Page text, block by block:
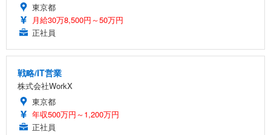
東京都
月給30万8,500円～50万円
正社員
戦略/IT営業
株式会社WorkX
東京都
年収500万円～1,200万円
正社員